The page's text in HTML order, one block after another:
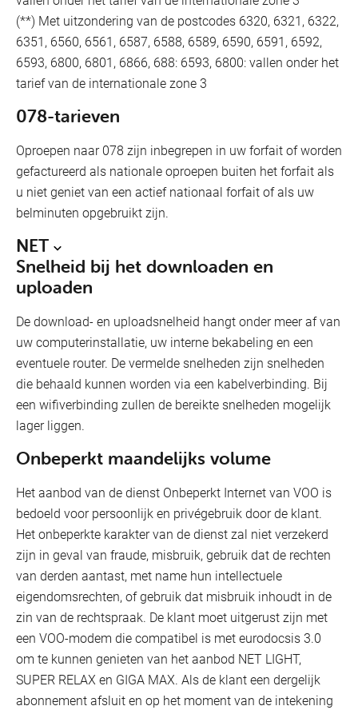
(**) Met uitzondering van de postcodes 6320, 6321, 6322,
6351, 6560, 6561, 6587, 6588, 6589, 6590, 6591, 6592,
6593, 6800, 6801, 6866, 688: 6593, 6800: vallen onder het
tarief van de internationale zone 3
078-tarieven
Oproepen naar 078 zijn inbegrepen in uw forfait of worden
gefactureerd als nationale oproepen buiten het forfait als
u niet geniet van een actief nationaal forfait of als uw
belminuten opgebruikt zijn.
NET
Snelheid bij het downloaden en
uploaden
De download- en uploadsnelheid hangt onder meer af van
uw computerinstallatie, uw interne bekabeling en een
eventuele router. De vermelde snelheden zijn snelheden
die behaald kunnen worden via een kabelverbinding. Bij
een wifiverbinding zullen de bereikte snelheden mogelijk
lager liggen.
Onbeperkt maandelijks volume
Het aanbod van de dienst Onbeperkt Internet van VOO is
bedoeld voor persoonlijk en privégebruik door de klant.
Het onbeperkte karakter van de dienst zal niet verzekerd
zijn in geval van fraude, misbruik, gebruik dat de rechten
van derden aantast, met name hun intellectuele
eigendomsrechten, of gebruik dat misbruik inhoudt in de
zin van de rechtspraak. De klant moet uitgerust zijn met
een VOO-modem die compatibel is met eurodocsis 3.0
om te kunnen genieten van het aanbod NET LIGHT,
SUPER RELAX en GIGA MAX. Als de klant een dergelijk
abonnement afsluit en op het moment van de intekening